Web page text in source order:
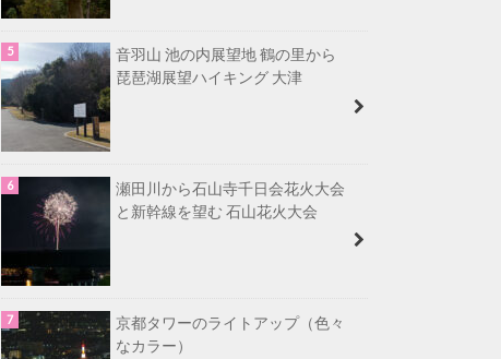
音羽山 池の内展望地 鶴の里から
琵琶湖展望ハイキング 大津
瀬田川から石山寺千日会花火大会
と新幹線を望む 石山花火大会
京都タワーのライトアップ（色々
なカラー）